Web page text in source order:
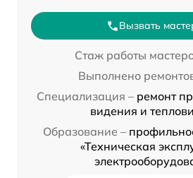
Вызвать
Стаж работы
Выполнено
Специализация – ремонт
видения и
Образование –
«Техническая